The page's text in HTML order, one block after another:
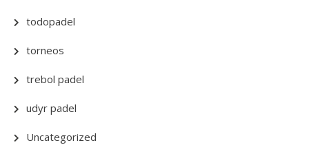
todopadel
torneos
trebol padel
udyr padel
Uncategorized